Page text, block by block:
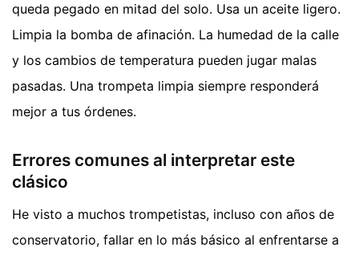
queda pegado en mitad del solo. Usa un aceite ligero.
Limpia la bomba de afinación. La humedad de la calle
y los cambios de temperatura pueden jugar malas
pasadas. Una trompeta limpia siempre responderá
mejor a tus órdenes.
Errores comunes al interpretar este
clásico
He visto a muchos trompetistas, incluso con años de
conservatorio, fallar en lo más básico al enfrentarse a